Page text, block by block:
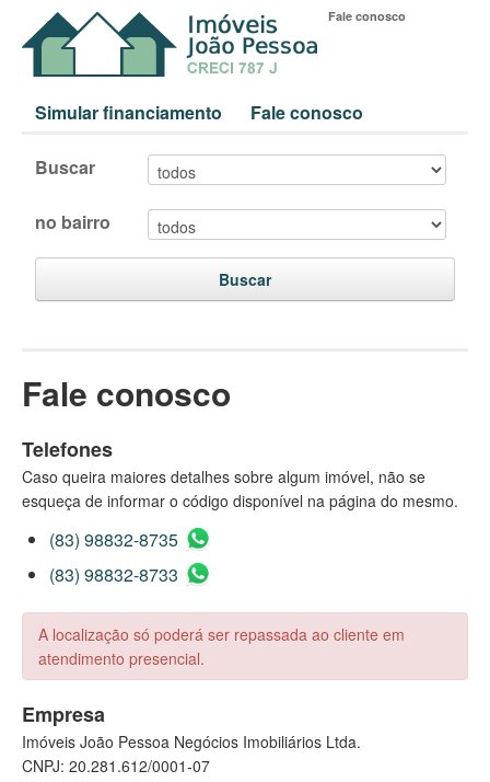
Fale conosco
Simular financiamento Fale conosco
Buscar
no bairro
Buscar
Fale conosco
Telefones
Caso queira maiores detalhes sobre algum imóvel, não se
esqueça de informar o código disponível na página do mesmo.
(83) 98832-8735
(83) 98832-8733
A localização só poderá ser repassada ao cliente em
atendimento presencial.
Empresa
Imóveis João Pessoa Negócios Imobiliários Ltda.
CNPJ: 20.281.612/0001-07